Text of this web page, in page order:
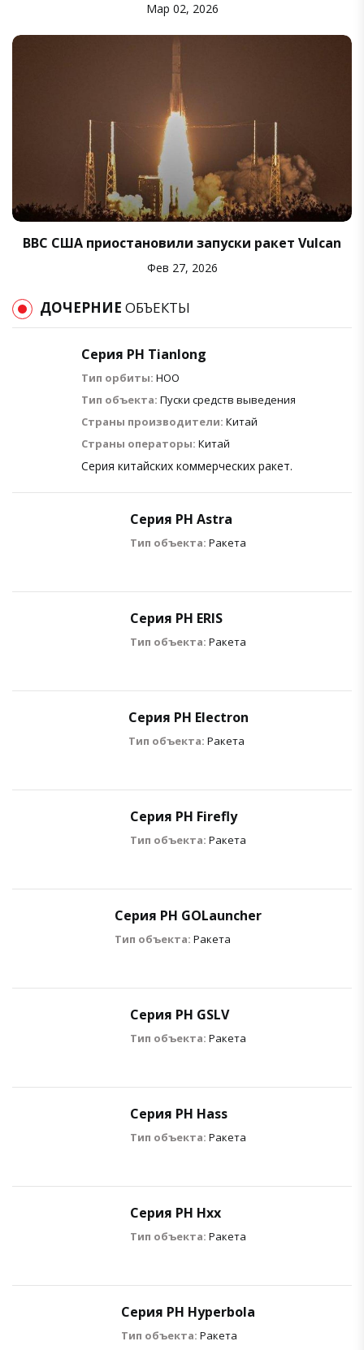
Мар 02, 2026
ВВС США приостановили запуски ракет Vulcan
Фев 27, 2026
ДОЧЕРНИЕ ОБЪЕКТЫ
Cерия РН Tianlong
Тип орбиты: НОО
Тип объекта: Пуски средств выведения
Страны производители: Китай
Страны операторы: Китай
Cерия китайских коммерческих ракет.
Серия РН Astra
Тип объекта: Ракета
Серия РН ERIS
Тип объекта: Ракета
Серия РН Electron
Тип объекта: Ракета
Серия РН Firefly
Тип объекта: Ракета
Серия РН GOLauncher
Тип объекта: Ракета
Серия РН GSLV
Тип объекта: Ракета
Серия РН Hass
Тип объекта: Ракета
Серия РН Hxx
Тип объекта: Ракета
Серия РН Hyperbola
Тип объекта: Ракета